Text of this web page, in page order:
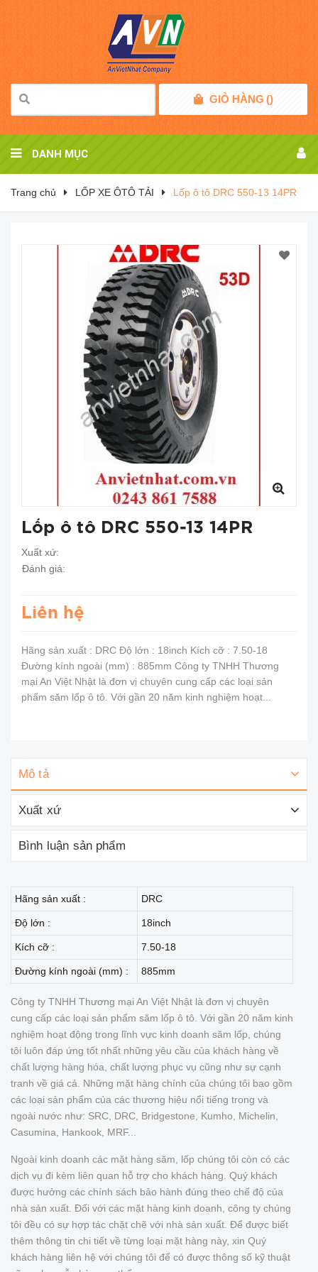
GIỎ HÀNG ()
DANH MỤC
Trang chủ LỐP XE ÔTÔ TẢI Lốp ô tô DRC 550-13 14PR
Lốp ô tô DRC 550-13 14PR
Xuất xứ:
Đánh giá:
Liên hệ
Hãng sản xuất : DRC Độ lớn : 18inch Kích cỡ : 7.50-18
Đường kính ngoài (mm) : 885mm Công ty TNHH Thương
mại An Việt Nhật là đơn vị chuyên cung cấp các loại sản
phẩm săm lốp ô tô. Với gần 20 năm kinh nghiệm hoạt...
Mô tả
Xuất xứ
Bình luận sản phẩm
Hãng sản xuất : DRC
Độ lớn : 18inch
Kích cỡ : 7.50-18
Đường kính ngoài (mm) : 885mm
Công ty TNHH Thương mại An Việt Nhật là đơn vị chuyên
cung cấp các loại sản phẩm săm lốp ô tô. Với gần 20 năm kinh
nghiệm hoạt động trong lĩnh vực kinh doanh săm lốp, chúng
tôi luôn đáp ứng tốt nhất những yêu cầu của khách hàng về
chất lượng hàng hóa, chất lượng phục vụ cũng như sự cạnh
tranh về giá cả. Những mặt hàng chính của chúng tôi bao gồm
các loại sản phẩm của các thương hiệu nổi tiếng trong và
ngoài nước như: SRC, DRC, Bridgestone, Kumho, Michelin,
Casumina, Hankook, MRF...
Ngoài kinh doanh các mặt hàng săm, lốp chúng tôi còn có các
dịch vụ đi kèm liên quan hỗ trợ cho khách hàng. Quý khách
được hưởng các chính sách bảo hành đúng theo chế độ của
nhà sản xuất. Đối với các mặt hàng kinh doanh, công ty chúng
tôi đều có sự hợp tác chặt chẽ với nhà sản xuất. Để được biết
thêm thông tin chi tiết về từng loại mặt hàng này, xin Quý
khách hàng liên hệ với chúng tôi để có được thông số kỹ thuật